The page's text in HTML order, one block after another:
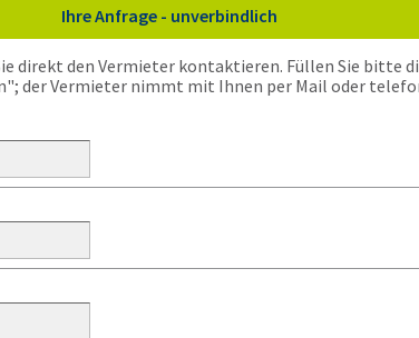
Ihre Anfrage - unverbindlich
direkt den Vermieter kontaktieren. Füllen Sie bitte
der Vermieter nimmt mit Ihnen per Mail oder